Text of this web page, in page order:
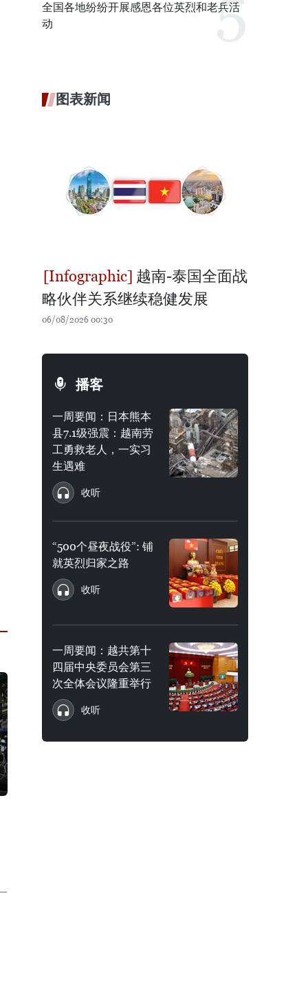
全国各地纷纷开展感恩各位英烈和老兵活
动
图表新闻
越南-泰国全面战
略伙伴关系继续稳健发展
06/08/2026 00:30
播客
一周要闻：日本熊本
县7.1级强震：越南劳
工勇救老人，一实习
生遇难
收听
“500个昼夜战役”: 铺
就英烈归家之路
收听
一周要闻：越共第十
四届中央委员会第三
次全体会议隆重举行
收听